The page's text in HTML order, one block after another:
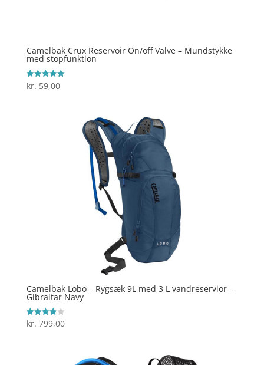
Camelbak Crux Reservoir On/off Valve – Mundstykke
med stopfunktion
Vurderet
5
kr. 59,00
Camelbak Lobo – Rygsæk 9L med 3 L vandreservior –
Gibraltar Navy
Vurderet
3.9
kr. 799,00